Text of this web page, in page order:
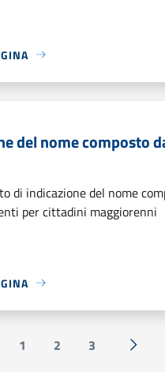
del nome composto
di indicazione del nome
per cittadini maggiorenni
precedente
1 2 3